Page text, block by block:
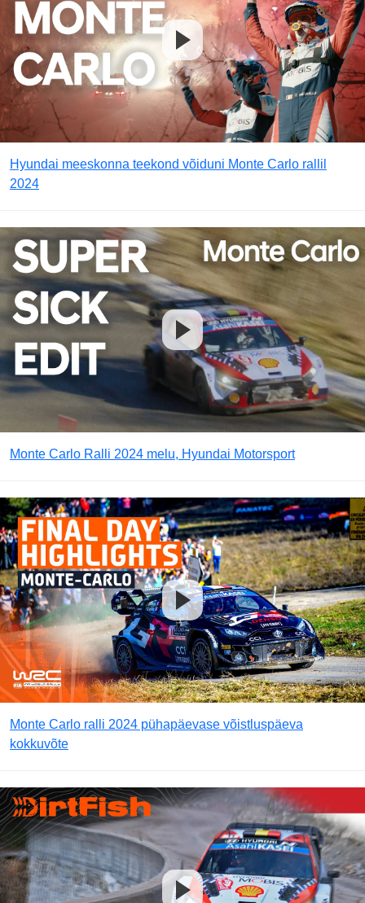
Hyundai meeskonna teekond võiduni Monte Carlo rallil
2024
Monte Carlo Ralli 2024 melu, Hyundai Motorsport
Monte Carlo ralli 2024 pühapäevase võistluspäeva
kokkuvõte